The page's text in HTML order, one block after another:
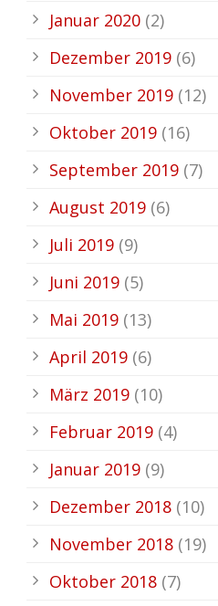
Januar 2020 (2)
Dezember 2019 (6)
November 2019 (12)
Oktober 2019 (16)
September 2019 (7)
August 2019 (6)
Juli 2019 (9)
Juni 2019 (5)
Mai 2019 (13)
April 2019 (6)
März 2019 (10)
Februar 2019 (4)
Januar 2019 (9)
Dezember 2018 (10)
November 2018 (19)
Oktober 2018 (7)